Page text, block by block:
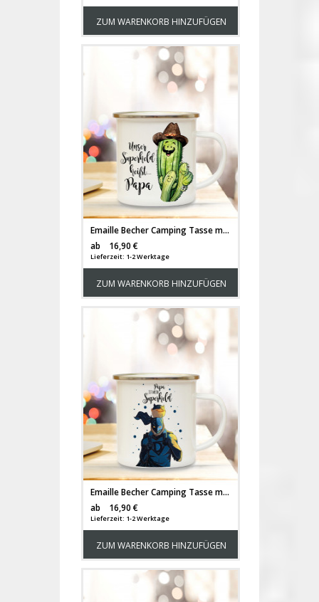
ZUM WARENKORB HINZUFÜGEN
Emaille Becher Camping Tasse mit Kaktus Kakteen & Spruch Papa unser Superheld Kaffeetasse Geschenk Kaffeebecher eb75
ab
16,90 €
Lieferzeit: 1-2 Werktage
ZUM WARENKORB HINZUFÜGEN
Emaille Becher Camping Tasse mit Superherld & Spruch Kaffeetasse Geschenk Kaffeebecher eb78
ab
16,90 €
Lieferzeit: 1-2 Werktage
ZUM WARENKORB HINZUFÜGEN